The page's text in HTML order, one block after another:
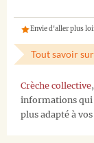
Envie d'aller plus
Tout savoir
Crèche collective,
informations qui
plus adapté à